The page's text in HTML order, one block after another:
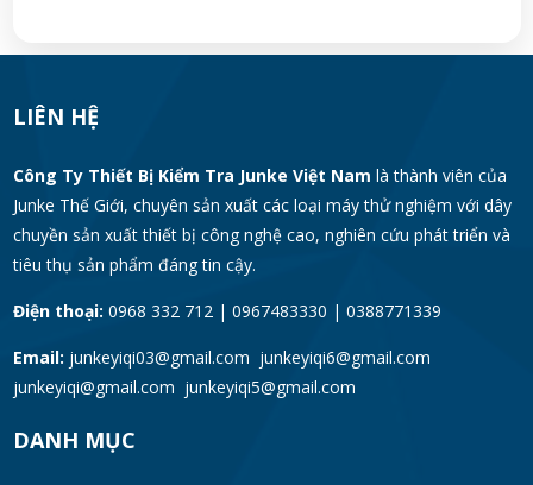
LIÊN HỆ
Công Ty Thiết Bị Kiểm Tra Junke Việt Nam là thành viên của
Junke Thế Giới, chuyên sản xuất các loại máy thử nghiệm với dây
chuyền sản xuất thiết bị công nghệ cao, nghiên cứu phát triển và
tiêu thụ sản phẩm đáng tin cậy.
Điện thoại: 0968 332 712 | 0967483330 | 0388771339
Email: junkeyiqi03@gmail.com junkeyiqi6@gmail.com
junkeyiqi@gmail.com junkeyiqi5@gmail.com
DANH MỤC